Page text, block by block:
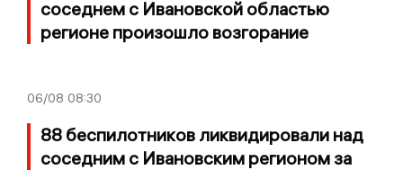
соседнем с Ивановской областью
регионе произошло возгорание
06/08 08:30
88 беспилотников ликвидировали над
соседним с Ивановским регионом за